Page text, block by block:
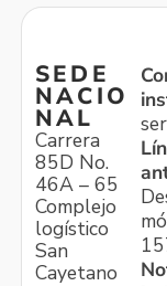
SEDE
NACIO
NAL
Carrera
85D No.
46A – 65
Complejo
logístico
San
Cayetano